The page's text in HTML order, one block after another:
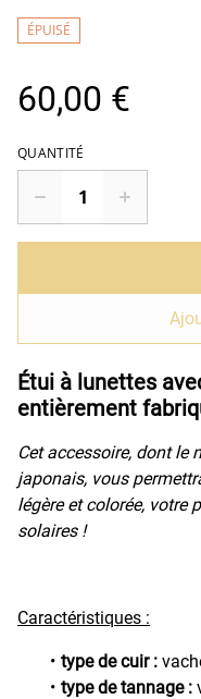
ÉPUISÉ
60,00 €
QUANTITÉ
Étui à lunettes
entièrement
Cet accessoire, dont le
japonais, vous
légère et colorée, votre
solaires !
Caractéristiques :
type de cuir :
type de tannage :